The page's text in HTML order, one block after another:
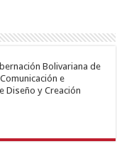
Bolivariana de
e
Diseño y Creación